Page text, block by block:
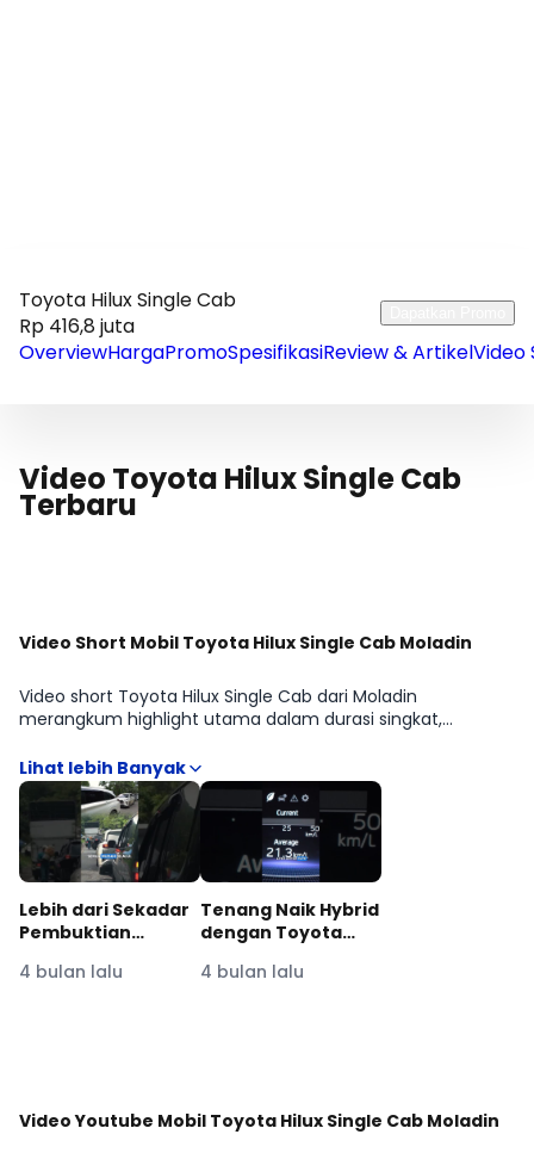
Toyota Hilux Single Cab
Rp 416,8 juta
OverviewHargaPromoSpesifikasiReview & ArtikelVideo
Video Toyota Hilux Single Cab
Terbaru
Video Short Mobil Toyota Hilux Single Cab Moladin
Video short Toyota Hilux Single Cab dari Moladin
merangkum highlight utama dalam durasi singkat,
relevan untuk kebutuhan PICK-UP, serta detail praktis
seperti akses kabin, ruang penumpang, dan bagasi.
Perbedaan visual antar Toyota Hilux Single Cab 2.8 Diesel
4x4 M/T juga terlihat lebih cepat, misalnya kelengkapan
fitur, desain, atau elemen kenyamanan yang sering
menjadi pertimbangan sebelum memilih varian. Format
ringkas ini efektif untuk riset awal sebelum melanjutkan ke
spesifikasi lengkap, komparasi varian, atau simulasi
pembiayaan.
Lebih dari Sekadar
Pembuktian
Ketangguhan, dan
4 bulan lalu
Tenang Naik Hybrid
dengan Toyota
#ToyotaVelozHybridEV
4 bulan lalu
Video Youtube Mobil Toyota Hilux Single Cab Moladin